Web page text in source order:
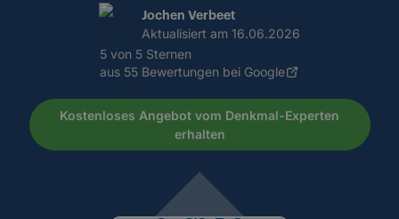
Jochen Verbeet
Aktualisiert am 16.06.2026
5 von 5 Sternen
aus 55 Bewertungen bei Google
Kostenloses Angebot vom Denkmal-Experten
erhalten